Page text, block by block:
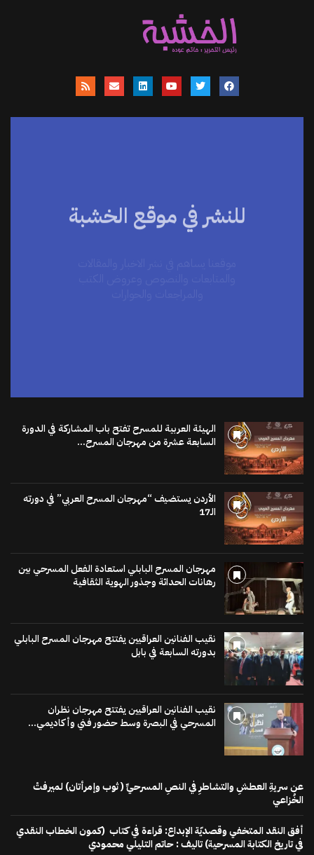
للنشر في موقع الخشبة
الهيئة العربية للمسرح تفتح باب المشاركة في الدورة
السابعة عشرة من مهرجان المسرح...
الأردن يستضيف “مهرجان المسرح العربي” في دورته
الـ17
مهرجان المسرح البابلي استعادة الفعل المسرحي بين
رهانات الحداثة وجذور الهوية الثقافية
نقيب الفنانين العراقيين يفتتح مهرجان المسرح البابلي
بدورته السابعة في بابل
نقيب الفنانين العراقيين يفتتح مهرجان نظران
المسرحي في البصرة وسط حضور فني وأكاديمي...
عن سريةِ العطشِ والتشاطرِ في النصِ المسرحيِّ ( ثوب وإمرأتان) لميرفتْ
الخُزاعي
أفق النقد المتخفي وقصديّة الإبداع: قراءة في كتاب (كمون الخطاب النقدي
في تاريخ الكتابة المسرحية) تاليف : حاتم التليلي محمودي